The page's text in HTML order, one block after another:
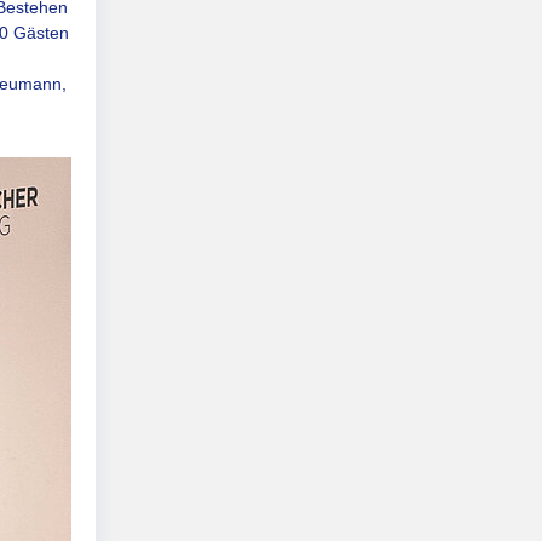
Gästen